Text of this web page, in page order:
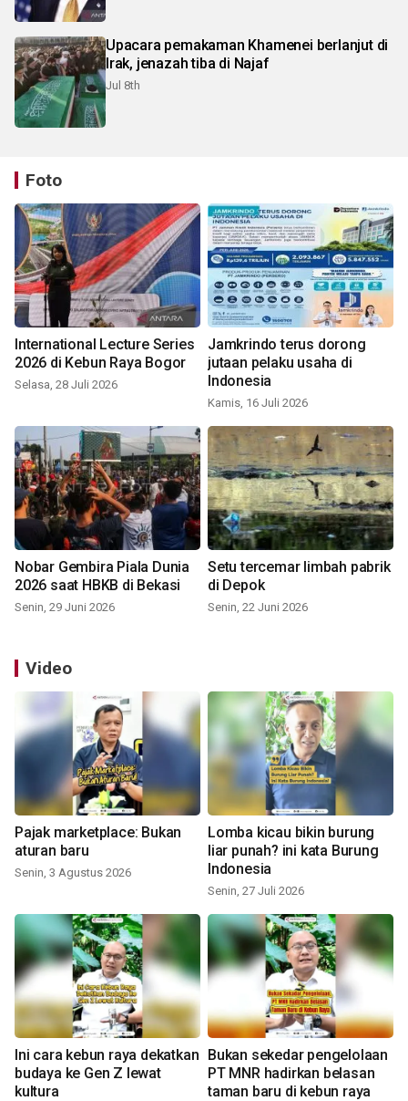
Upacara pemakaman Khamenei berlanjut di
Irak, jenazah tiba di Najaf
Jul 8th
Foto
International Lecture Series
2026 di Kebun Raya Bogor
Selasa, 28 Juli 2026
Jamkrindo terus dorong
jutaan pelaku usaha di
Indonesia
Kamis, 16 Juli 2026
Nobar Gembira Piala Dunia
2026 saat HBKB di Bekasi
Senin, 29 Juni 2026
Setu tercemar limbah pabrik
di Depok
Senin, 22 Juni 2026
Video
Pajak marketplace: Bukan
aturan baru
Senin, 3 Agustus 2026
Lomba kicau bikin burung
liar punah? ini kata Burung
Indonesia
Senin, 27 Juli 2026
Ini cara kebun raya dekatkan
budaya ke Gen Z lewat
kultura
Bukan sekedar pengelolaan
PT MNR hadirkan belasan
taman baru di kebun raya